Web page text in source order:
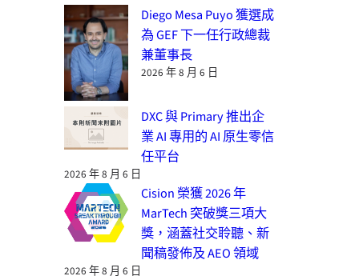
Diego Mesa Puyo 獲選成
為 GEF 下一任行政總裁
兼董事長
2026 年 8 月 6 日
DXC 與 Primary 推出企
業 AI 專用的 AI 原生零信
任平台
2026 年 8 月 6 日
Cision 榮獲 2026 年
MarTech 突破獎三項大
獎，涵蓋社交聆聽、新
聞稿發佈及 AEO 領域
2026 年 8 月 6 日